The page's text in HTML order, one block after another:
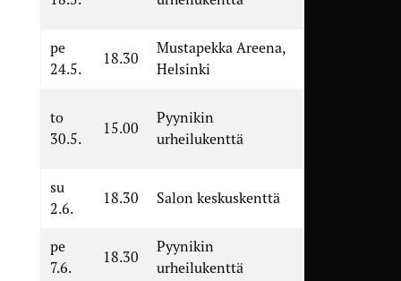
pe
24.5.
18.30
Mustapekka Areena,
Helsinki
to
30.5.
15.00
Pyynikin
urheilukenttä
su
2.6.
18.30 Salon keskuskenttä
pe
7.6.
18.30
Pyynikin
urheilukenttä